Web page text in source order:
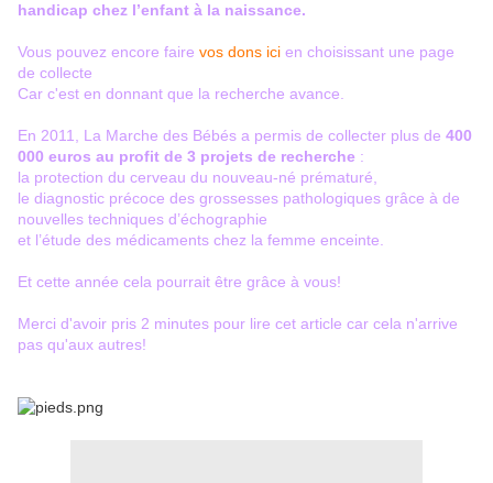
handicap chez l’enfant à la naissance.
Vous pouvez encore faire vos dons ici en choisissant une page
de collecte
Car c'est en donnant que la recherche avance.
En 2011, La Marche des Bébés a permis de collecter plus de 400
000 euros au profit de 3 projets de recherche :
la protection du cerveau du nouveau-né prématuré,
le diagnostic précoce des grossesses pathologiques grâce à de
nouvelles techniques d’échographie
et l’étude des médicaments chez la femme enceinte.
Et cette année cela pourrait être grâce à vous!
Merci d'avoir pris 2 minutes pour lire cet article car cela n'arrive
pas qu'aux autres!